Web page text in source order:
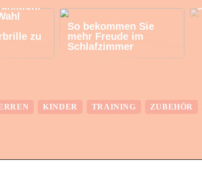
zu
So bekommen Sie
mehr Freude im
Schlafzimmer
KINDER TRAINING ZUBEHÖR